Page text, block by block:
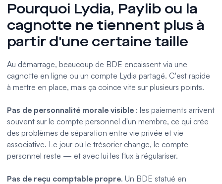
Pourquoi Lydia, Paylib ou la
cagnotte ne tiennent plus à
partir d'une certaine taille
Au démarrage, beaucoup de BDE encaissent via une
cagnotte en ligne ou un compte Lydia partagé. C'est rapide
à mettre en place, mais ça coince vite sur plusieurs points.
Pas de personnalité morale visible : les paiements arrivent
souvent sur le compte personnel d'un membre, ce qui crée
des problèmes de séparation entre vie privée et vie
associative. Le jour où le trésorier change, le compte
personnel reste — et avec lui les flux à régulariser.
Pas de reçu comptable propre. Un BDE statué en